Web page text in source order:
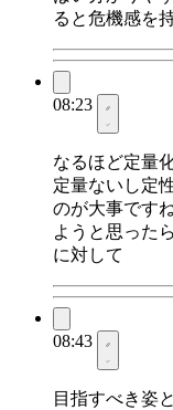
ると危機感を
08:23
なるほど定量
定量ないし定
のが大事です
ようと思った
に対して
08:43
目指すべき姿